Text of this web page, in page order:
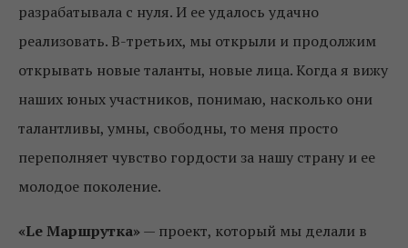
разрабатывала с нуля. И ее удалось удачно
реализовать. В-третьих, мы открыли и продолжим
открывать новые таланты, новые лица. Когда я вижу
наших юных участников, понимаю, насколько они
талантливы, умны, свободны, то меня просто
переполняет чувство гордости за нашу страну и ее
молодое поколение.
«Le Маршрутка»— проект, который мы делали в